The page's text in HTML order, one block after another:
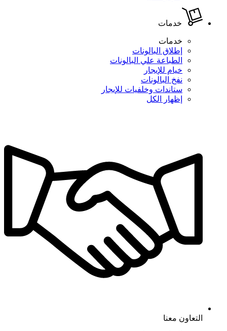
خدمات
خدمات
إطلاق البالونات
الطباعة علي البالونات
خيام للإيجار
نفخ البالونات
ستاندات وخلفيات للإيجار
إظهار الكل
التعاون معنا